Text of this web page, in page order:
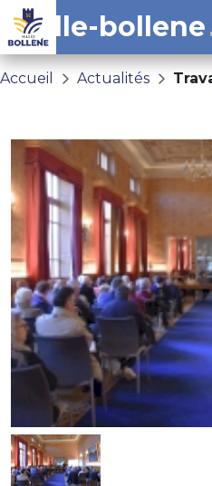
ville-bollene
Accueil Actualités